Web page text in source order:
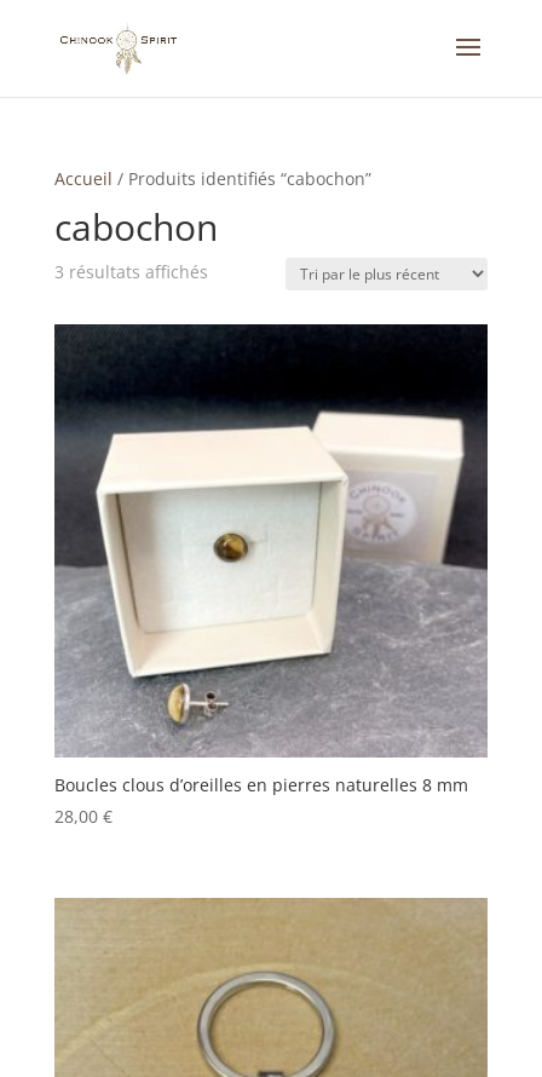
Accueil / Produits identifiés “cabochon”
cabochon
3 résultats affichésTrié
plus
récent
plus
ancien
Boucles clous d’oreilles en pierres naturelles 8 mm
28,00 €